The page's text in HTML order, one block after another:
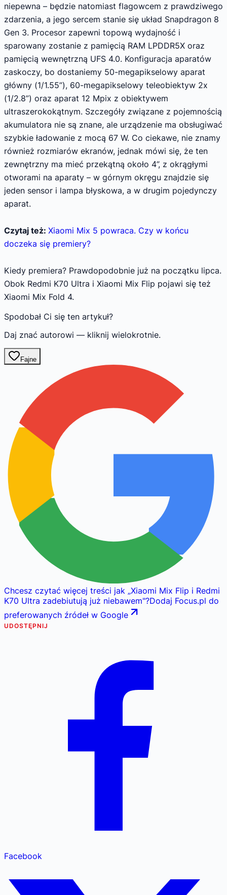
niepewna – będzie natomiast flagowcem z prawdziwego
zdarzenia, a jego sercem stanie się układ Snapdragon 8
Gen 3. Procesor zapewni topową wydajność i
sparowany zostanie z pamięcią RAM LPDDR5X oraz
pamięcią wewnętrzną UFS 4.0. Konfiguracja aparatów
zaskoczy, bo dostaniemy 50-megapikselowy aparat
główny (1/1.55”), 60-megapikselowy teleobiektyw 2x
(1/2.8”) oraz aparat 12 Mpix z obiektywem
ultraszerokokątnym. Szczegóły związane z pojemnością
akumulatora nie są znane, ale urządzenie ma obsługiwać
szybkie ładowanie z mocą 67 W. Co ciekawe, nie znamy
również rozmiarów ekranów, jednak mówi się, że ten
zewnętrzny ma mieć przekątną około 4”, z okrągłymi
otworami na aparaty – w górnym okręgu znajdzie się
jeden sensor i lampa błyskowa, a w drugim pojedynczy
aparat.
Czytaj też: Xiaomi Mix 5 powraca. Czy w końcu
doczeka się premiery?
Kiedy premiera? Prawdopodobnie już na początku lipca.
Obok Redmi K70 Ultra i Xiaomi Mix Flip pojawi się też
Xiaomi Mix Fold 4.
Spodobał Ci się ten artykuł?
Daj znać autorowi — kliknij wielokrotnie.
Fajne
Chcesz czytać więcej treści jak „Xiaomi Mix Flip i Redmi
K70 Ultra zadebiutują już niebawem"?Dodaj Focus.pl do
preferowanych źródeł w Google
UDOSTĘPNIJ
Facebook